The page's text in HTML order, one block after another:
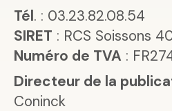
Tél. : 03.23.82.08.54
SIRET : RCS Soissons
Numéro de TVA :
Directeur de la
Coninck